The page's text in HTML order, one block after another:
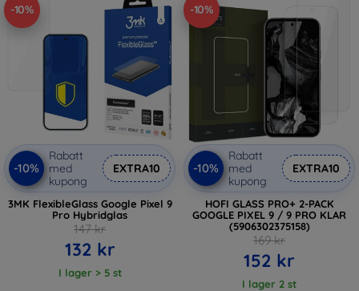
-10%
-10%
Rabatt
med
kupong
EXTRA10
3MK FlexibleGlass Google Pixel 9
Pro Hybridglas
147 kr
132 kr
I lager > 5 st
-10%
-10%
Rabatt
med
kupong
EXTRA10
HOFI GLASS PRO+ 2-PACK
GOOGLE PIXEL 9 / 9 PRO KLAR
(5906302375158)
169 kr
152 kr
I lager 2 st